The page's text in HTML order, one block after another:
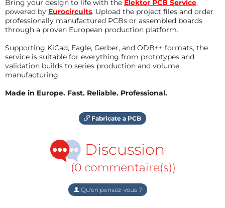
Bring your design to life with the Elektor PCB Service,
powered by Eurocircuits. Upload the project files and order
professionally manufactured PCBs or assembled boards
through a proven European production platform.
Supporting KiCad, Eagle, Gerber, and ODB++ formats, the
service is suitable for everything from prototypes and
validation builds to series production and volume
manufacturing.
Made in Europe. Fast. Reliable. Professional.
Fabricate a PCB
Discussion
(0 commentaire(s))
Qu'en pensez-vous ?